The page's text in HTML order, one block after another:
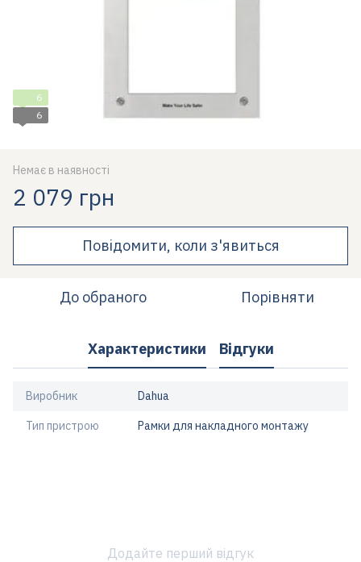
6
6
Немає в наявності
2 079 грн
Повідомити, коли з'явиться
До обраного Порівняти
Характеристики Відгуки
Виробник Dahua
Тип пристрою Рамки для накладного монтажу
Додайте перший відгук